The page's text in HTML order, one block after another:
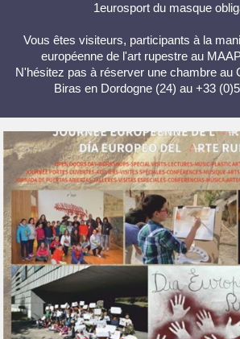
1eurosport du masque
Vous êtes visiteurs, participants à la
européenne de l'art rupestre au
N'hésitez pas à réserver une chambre au
Biras en Dordogne (24) au +33